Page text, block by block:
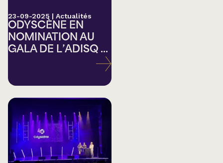
23-09-2025 | Actualités
ODYSCÈNE EN
NOMINATION AU
GALA DE L’ADISQ ...